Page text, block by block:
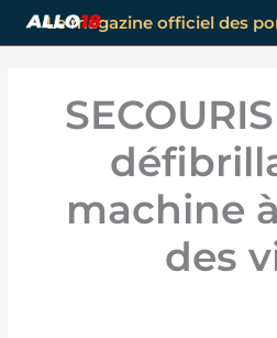
Aller
au
Le magazine officiel des
machine
des